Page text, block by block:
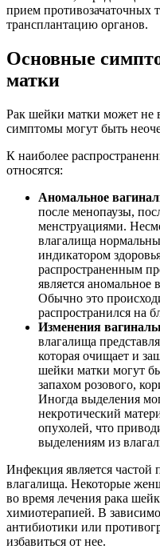
прием противозачаточных
трансплантацию органов.
Основные
матки
Рак шейки матки может не
симптомы могут быть
К наиболее
относятся:
Аномальное
после менопаузы,
менструациями.
влагалища
индикатором
распространенным
является аномальное
Обычно это
распространился на
Изменения
влагалища
которая очищает и
шейки матки могут
запахом розового,
Иногда выделения
некротический
опухолей, что
выделениям из
Инфекция является
влагалища. Некоторые
во время лечения рака
химиотерапией. В
антибиотики или
избавиться от нее.